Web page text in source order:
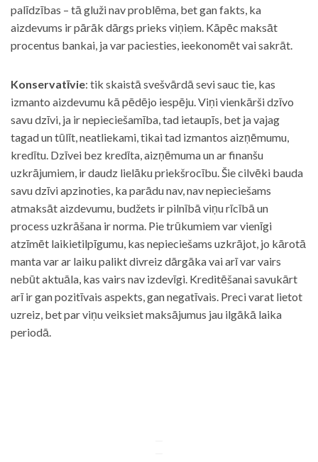
palīdzības – tā gluži nav problēma, bet gan fakts, ka
aizdevums ir pārāk dārgs prieks viņiem. Kāpēc maksāt
procentus bankai, ja var paciesties, ieekonomēt vai sakrāt.
Konservatīvie: tik skaistā svešvārdā sevi sauc tie, kas
izmanto aizdevumu kā pēdējo iespēju. Viņi vienkārši dzīvo
savu dzīvi, ja ir nepieciešamība, tad ietaupīs, bet ja vajag
tagad un tūlīt, neatliekami, tikai tad izmantos aizņēmumu,
kredītu. Dzīvei bez kredīta, aizņēmuma un ar finanšu
uzkrājumiem, ir daudz lielāku priekšrocību. Šie cilvēki bauda
savu dzīvi apzinoties, ka parādu nav, nav nepieciešams
atmaksāt aizdevumu, budžets ir pilnībā viņu rīcībā un
process uzkrāšana ir norma. Pie trūkumiem var vienīgi
atzīmēt laikietilpīgumu, kas nepieciešams uzkrājot, jo kārotā
manta var ar laiku palikt divreiz dārgāka vai arī var vairs
nebūt aktuāla, kas vairs nav izdevīgi. Kreditēšanai savukārt
arī ir gan pozitīvais aspekts, gan negatīvais. Preci varat lietot
uzreiz, bet par viņu veiksiet maksājumus jau ilgākā laika
periodā.